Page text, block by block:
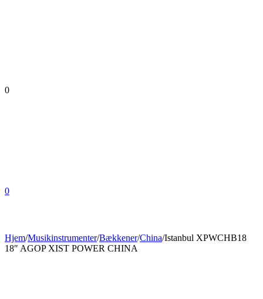
0
0
Hjem/Musikinstrumenter/Bækkener/China/Istanbul XPWCHB18
18″ AGOP XIST POWER CHINA